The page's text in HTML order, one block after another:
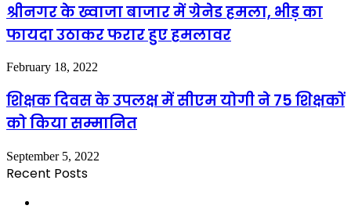
श्रीनगर के ख्वाजा बाजार में ग्रेनेड हमला, भीड़ का
फायदा उठाकर फरार हुए हमलावर
February 18, 2022
शिक्षक दिवस के उपलक्ष में सीएम योगी ने 75 शिक्षकों
को किया सम्मानित
September 5, 2022
Recent Posts